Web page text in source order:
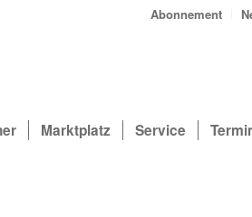
Abonnement
Marktplatz Service